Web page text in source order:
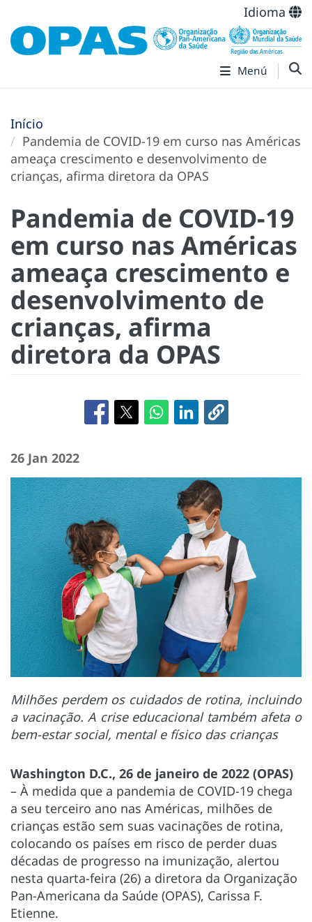
Idioma
Menú
Início
Pandemia de COVID-19 em curso nas Américas
ameaça crescimento e desenvolvimento de
crianças, afirma diretora da OPAS
Pandemia de COVID-19
em curso nas Américas
ameaça crescimento e
desenvolvimento de
crianças, afirma
diretora da OPAS
26 Jan 2022
Milhões perdem os cuidados de rotina, incluindo
a vacinação. A crise educacional também afeta o
bem-estar social, mental e físico das crianças
Washington D.C., 26 de janeiro de 2022 (OPAS)
– À medida que a pandemia de COVID-19 chega
a seu terceiro ano nas Américas, milhões de
crianças estão sem suas vacinações de rotina,
colocando os países em risco de perder duas
décadas de progresso na imunização, alertou
nesta quarta-feira (26) a diretora da Organização
Pan-Americana da Saúde (OPAS), Carissa F.
Etienne.